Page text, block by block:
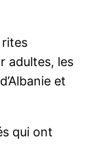
rites
adultes, les
et
qui ont